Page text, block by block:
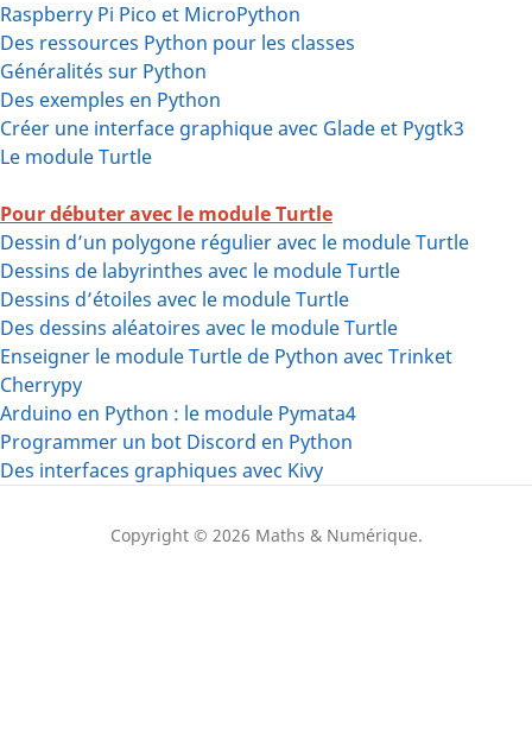
Raspberry Pi Pico et MicroPython
Des ressources Python pour les classes
Généralités sur Python
Des exemples en Python
Créer une interface graphique avec Glade et Pygtk3
Le module Turtle
Pour débuter avec le module Turtle
Dessin d’un polygone régulier avec le module Turtle
Dessins de labyrinthes avec le module Turtle
Dessins d’étoiles avec le module Turtle
Des dessins aléatoires avec le module Turtle
Enseigner le module Turtle de Python avec Trinket
Cherrypy
Arduino en Python : le module Pymata4
Programmer un bot Discord en Python
Des interfaces graphiques avec Kivy
Copyright © 2026 Maths & Numérique.